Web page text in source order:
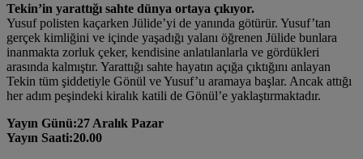
Tekin’in yarattığı sahte dünya ortaya çıkıyor.
Yusuf polisten kaçarken Jülide’yi de yanında götürür. Yusuf’tan
gerçek kimliğini ve içinde yaşadığı yalanı öğrenen Jülide bunlara
inanmakta zorluk çeker, kendisine anlatılanlarla ve gördükleri
arasında kalmıştır. Yarattığı sahte hayatın açığa çıktığını anlayan
Tekin tüm şiddetiyle Gönül ve Yusuf’u aramaya başlar. Ancak attığı
her adım peşindeki kiralık katili de Gönül’e yaklaştırmaktadır.
Yayın Günü:27 Aralık Pazar
Yayın Saati:20.00